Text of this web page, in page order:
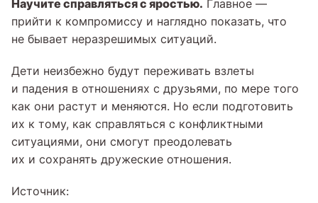
Главное —
прийти к компромиссу и наглядно показать, что
не бывает неразрешимых ситуаций.
Дети неизбежно будут переживать взлеты
и падения в отношениях с друзьями, по мере того
как они растут и меняются. Но если подготовить
их к тому, как справляться с конфликтными
ситуациями, они смогут преодолевать
их и сохранять дружеские отношения.
Источник: